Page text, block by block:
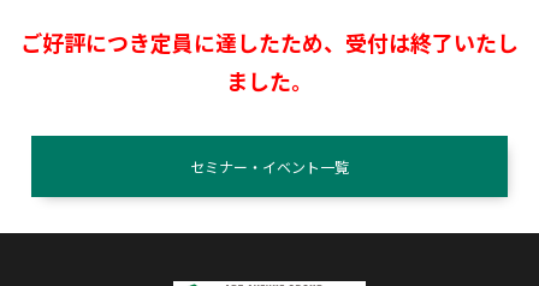
ご好評につき定員に達したため、受付は終了いたし
ました。
セミナー・イベント一覧